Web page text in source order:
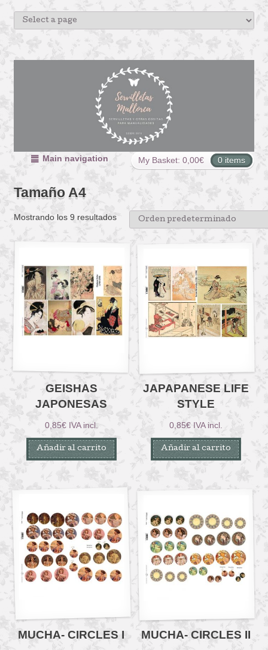
My Basket: 0,00€ 0 items
Main navigation
Tamaño A4
Mostrando los 9 resultados
GEISHAS
JAPONESAS
0,85€ IVA incl.
Añadir al carrito
JAPAPANESE LIFE
STYLE
0,85€ IVA incl.
Añadir al carrito
MUCHA- CIRCLES I MUCHA- CIRCLES II